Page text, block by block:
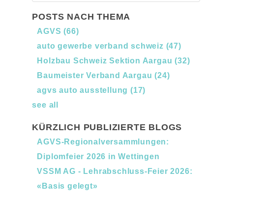
POSTS NACH THEMA
AGVS(66)
auto gewerbe verband schweiz (47)
Holzbau Schweiz Sektion Aargau(32)
Baumeister Verband Aargau(24)
agvs auto ausstellung(17)
see all
KÜRZLICH PUBLIZIERTE BLOGS
AGVS-Regionalversammlungen:
Diplomfeier 2026 in Wettingen
VSSM AG - Lehrabschluss-Feier 2026:
«Basis gelegt»